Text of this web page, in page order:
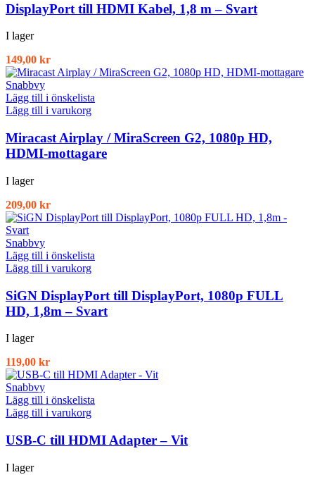
DisplayPort till HDMI Kabel, 1,8 m – Svart
I lager
149,00 kr
Snabbvy
Lägg till i önskelista
Lägg till i varukorg
Miracast Airplay / MiraScreen G2, 1080p HD,
HDMI-mottagare
I lager
209,00 kr
Snabbvy
Lägg till i önskelista
Lägg till i varukorg
SiGN DisplayPort till DisplayPort, 1080p FULL
HD, 1,8m – Svart
I lager
119,00 kr
Snabbvy
Lägg till i önskelista
Lägg till i varukorg
USB-C till HDMI Adapter – Vit
I lager